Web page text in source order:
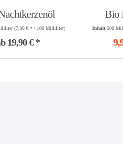
(7,96 € * / 100 Milliliter)
19,90 € *
Bio
Inhalt500